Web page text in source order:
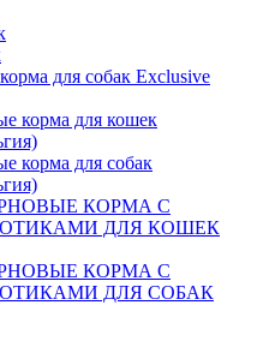
для собак Exclusive
корма для кошек
корма для собак
КОРМА С
ДЛЯ КОШЕК
КОРМА С
ДЛЯ СОБАК